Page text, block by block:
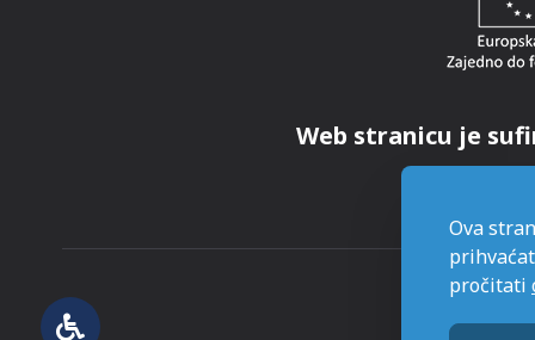
Web stranicu je
Ova
pročitati